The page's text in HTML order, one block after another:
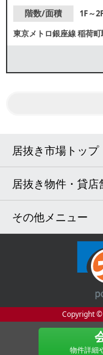
階数/面積
1F～
東京メトロ銀座線稲荷町
居抜き市場トップ
居抜き物件・貸店
その他メニュー
Copyright
物件詳細